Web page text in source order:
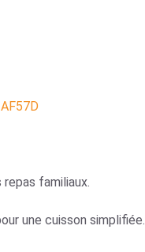
familiaux.
une cuisson simplifiée.